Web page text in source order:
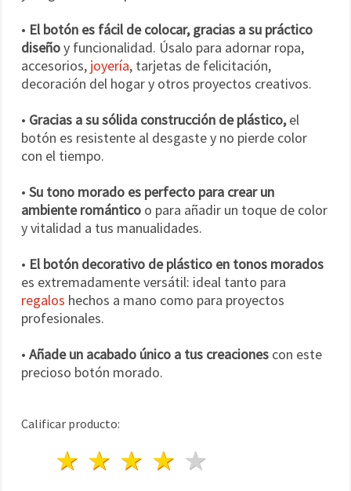
• El botón es fácil de colocar, gracias a su práctico
diseñoy funcionalidad. Úsalo para adornar ropa,
accesorios, joyería, tarjetas de felicitación,
decoración del hogar y otros proyectos creativos.
• Gracias a su sólida construcción de plástico,el
botón es resistente al desgaste y no pierde color
con el tiempo.
• Su tono morado es perfecto para crear un
ambiente romántico o para añadir un toque de color
y vitalidad a tus manualidades.
• El botón decorativo de plástico en tonos morados
es extremadamente versátil: ideal tanto para
regalos hechos a mano como para proyectos
profesionales.
• Añade un acabado único a tus creaciones con este
precioso botón morado.
Calificar producto:
4 estrellas
3 estrellas
2 estrellas
1 estrella